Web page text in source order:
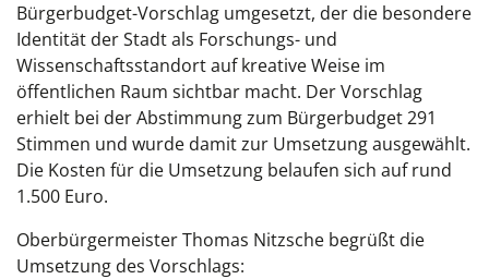
Bürgerbudget-Vorschlag umgesetzt, der die besondere
Identität der Stadt als Forschungs- und
Wissenschaftsstandort auf kreative Weise im
öffentlichen Raum sichtbar macht. Der Vorschlag
erhielt bei der Abstimmung zum Bürgerbudget 291
Stimmen und wurde damit zur Umsetzung ausgewählt.
Die Kosten für die Umsetzung belaufen sich auf rund
1.500 Euro.
Oberbürgermeister Thomas Nitzsche begrüßt die
Umsetzung des Vorschlags: